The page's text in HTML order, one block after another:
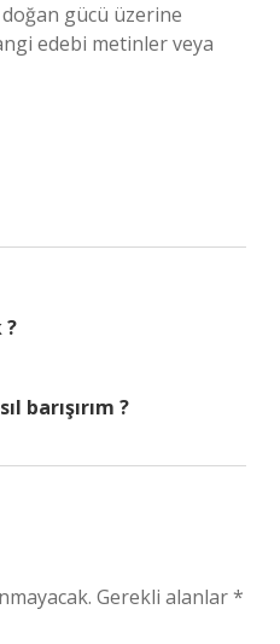
doğan gücü üzerine
edebi metinler veya
?
barışırım ?
Gerekli alanlar*